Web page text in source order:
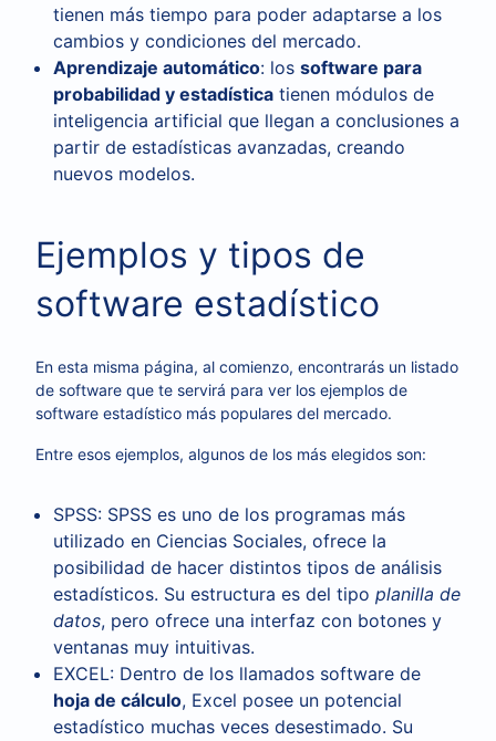
tienen más tiempo para poder adaptarse a los
cambios y condiciones del mercado.
Aprendizaje automático: los software para
probabilidad y estadística tienen módulos de
inteligencia artificial que llegan a conclusiones a
partir de estadísticas avanzadas, creando
nuevos modelos.
Ejemplos y tipos de
software estadístico
En esta misma página, al comienzo, encontrarás un listado
de software que te servirá para ver los ejemplos de
software estadístico más populares del mercado.
Entre esos ejemplos, algunos de los más elegidos son:
SPSS: SPSS es uno de los programas más
utilizado en Ciencias Sociales, ofrece la
posibilidad de hacer distintos tipos de análisis
estadísticos. Su estructura es del tipo planilla de
datos, pero ofrece una interfaz con botones y
ventanas muy intuitivas.
EXCEL: Dentro de los llamados software de
hoja de cálculo, Excel posee un potencial
estadístico muchas veces desestimado. Su